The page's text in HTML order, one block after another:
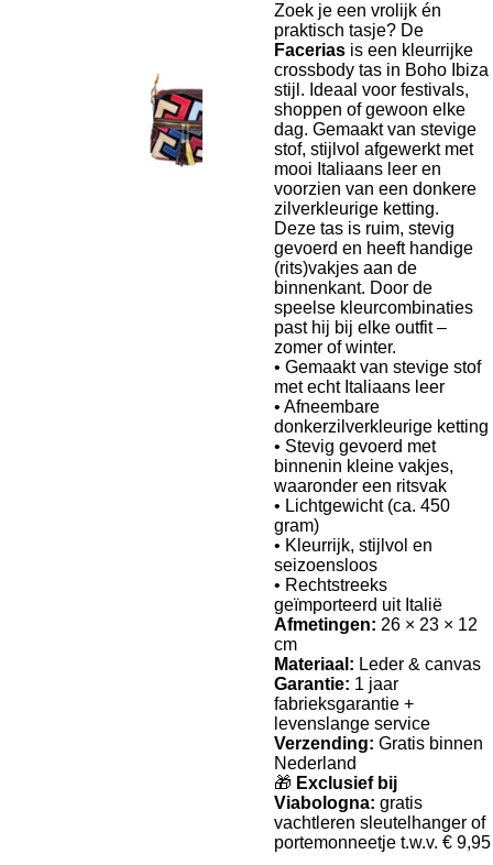
Zoek je een vrolijk én
praktisch tasje? De
Facerias is een kleurrijke
crossbody tas in Boho Ibiza
stijl. Ideaal voor festivals,
shoppen of gewoon elke
dag. Gemaakt van stevige
stof, stijlvol afgewerkt met
mooi Italiaans leer en
voorzien van een donkere
zilverkleurige ketting.
Deze tas is ruim, stevig
gevoerd en heeft handige
(rits)vakjes aan de
binnenkant. Door de
speelse kleurcombinaties
past hij bij elke outfit –
zomer of winter.
• Gemaakt van stevige stof
met echt Italiaans leer
• Afneembare
donkerzilverkleurige ketting
• Stevig gevoerd met
binnenin kleine vakjes,
waaronder een ritsvak
• Lichtgewicht (ca. 450
gram)
• Kleurrijk, stijlvol en
seizoensloos
• Rechtstreeks
geïmporteerd uit Italië
Afmetingen: 26 × 23 × 12
cm
Materiaal: Leder & canvas
Garantie: 1 jaar
fabrieksgarantie +
levenslange service
Verzending: Gratis binnen
Nederland
🎁 Exclusief bij
Viabologna: gratis
vachtleren sleutelhanger of
portemonneetje t.w.v. € 9,95